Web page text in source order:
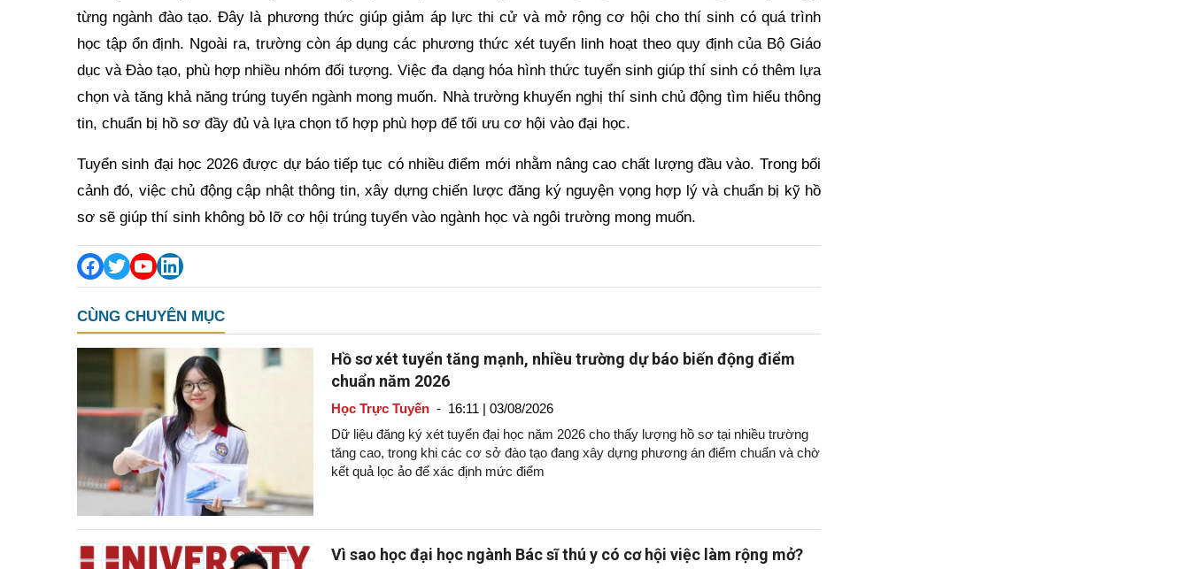
từng ngành đào tạo. Đây là phương thức giúp giảm áp lực thi cử và mở rộng cơ hội cho thí sinh có quá trình
học tập ổn định. Ngoài ra, trường còn áp dụng các phương thức xét tuyển linh hoạt theo quy định của Bộ Giáo
dục và Đào tạo, phù hợp nhiều nhóm đối tượng. Việc đa dạng hóa hình thức tuyển sinh giúp thí sinh có thêm lựa
chọn và tăng khả năng trúng tuyển ngành mong muốn. Nhà trường khuyến nghị thí sinh chủ động tìm hiểu thông
tin, chuẩn bị hồ sơ đầy đủ và lựa chọn tổ hợp phù hợp để tối ưu cơ hội vào đại học.
Tuyển sinh đại học 2026 được dự báo tiếp tục có nhiều điểm mới nhằm nâng cao chất lượng đầu vào. Trong bối
cảnh đó, việc chủ động cập nhật thông tin, xây dựng chiến lược đăng ký nguyện vọng hợp lý và chuẩn bị kỹ hồ
sơ sẽ giúp thí sinh không bỏ lỡ cơ hội trúng tuyển vào ngành học và ngôi trường mong muốn.
CÙNG CHUYÊN MỤC
Hồ sơ xét tuyển tăng mạnh, nhiều trường dự báo biến động điểm
chuẩn năm 2026
Học Trực Tuyến- 16:11 | 03/08/2026
Dữ liệu đăng ký xét tuyển đại học năm 2026 cho thấy lượng hồ sơ tại nhiều trường
tăng cao, trong khi các cơ sở đào tạo đang xây dựng phương án điểm chuẩn và chờ
kết quả lọc ảo để xác định mức điểm
Vì sao học đại học ngành Bác sĩ thú y có cơ hội việc làm rộng mở?